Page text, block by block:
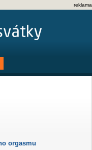
reklama
orgasmu